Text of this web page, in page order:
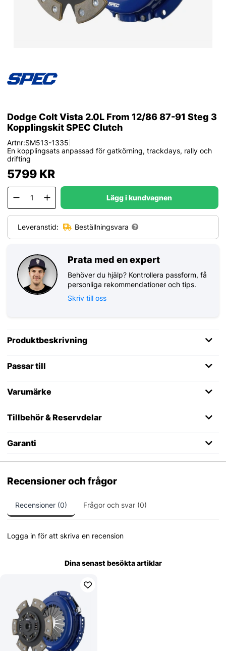
Dodge Colt Vista 2.0L From 12/86 87-91 Steg 3
Kopplingskit SPEC Clutch
Artnr:SM513-1335
En kopplingsats anpassad för gatkörning, trackdays, rally och
drifting
5799KR
Lägg i kundvagnen
Leveranstid: Beställningsvara
Prata med en expert
Behöver du hjälp? Kontrollera passform, få
personliga rekommendationer och tips.
Skriv till oss
Produktbeskrivning
Passar till
Varumärke
Tillbehör & Reservdelar
Garanti
Recensioner och frågor
Recensioner (0) Frågor och svar (0)
Logga in för att skriva en recension
Dina senast besökta artiklar